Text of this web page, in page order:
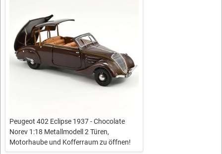
Peugeot 402 Eclipse 1937 - Chocolate
Norev 1:18 Metallmodell 2 Türen,
Motorhaube und Kofferraum zu öffnen!